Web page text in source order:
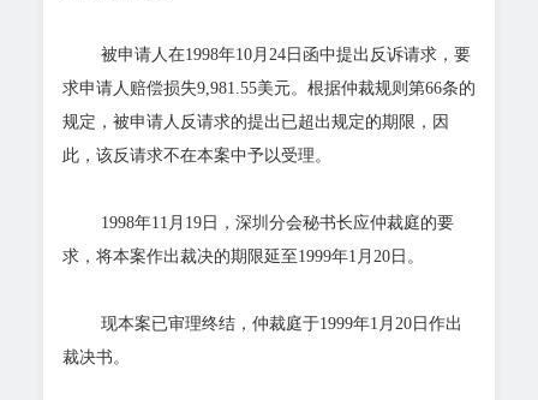
被申请人在1998年10月24日函中提出反诉请求，要
求申请人赔偿损失9,981.55美元。根据仲裁规则第66条的
规定，被申请人反请求的提出已超出规定的期限，因
此，该反请求不在本案中予以受理。
1998年11月19日，深圳分会秘书长应仲裁庭的要
求，将本案作出裁决的期限延至1999年1月20日。
现本案已审理终结，仲裁庭于1999年1月20日作出
裁决书。